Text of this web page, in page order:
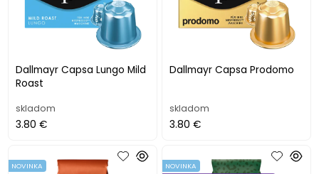
Dallmayr Capsa Lungo Mild
Roast
skladom
3.80 €
Dallmayr Capsa Prodomo
skladom
3.80 €
NOVINKA
NOVINKA